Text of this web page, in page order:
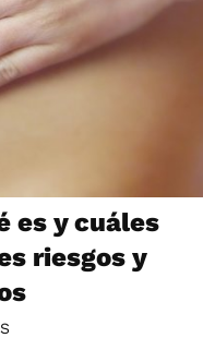
es y cuáles
riesgos y